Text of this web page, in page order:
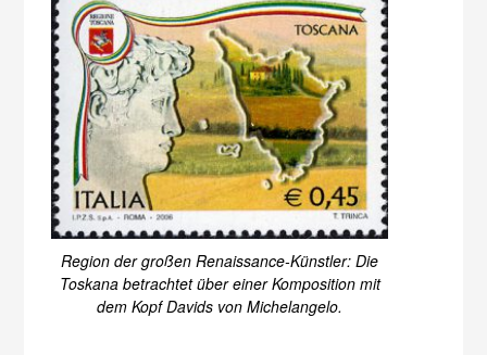
Region der großen Renaissance-Künstler: Die
Toskana betrachtet über einer Komposition mit
dem Kopf Davids von Michelangelo.